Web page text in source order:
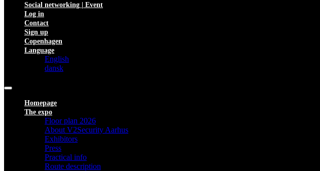
Social networking | Event
Log in
Contact
Sign up
Copenhagen
Language
English
dansk
Homepage
The expo
Floor plan 2026
About V2Security Aarhus
Exhibitors
Press
Practical info
Route description